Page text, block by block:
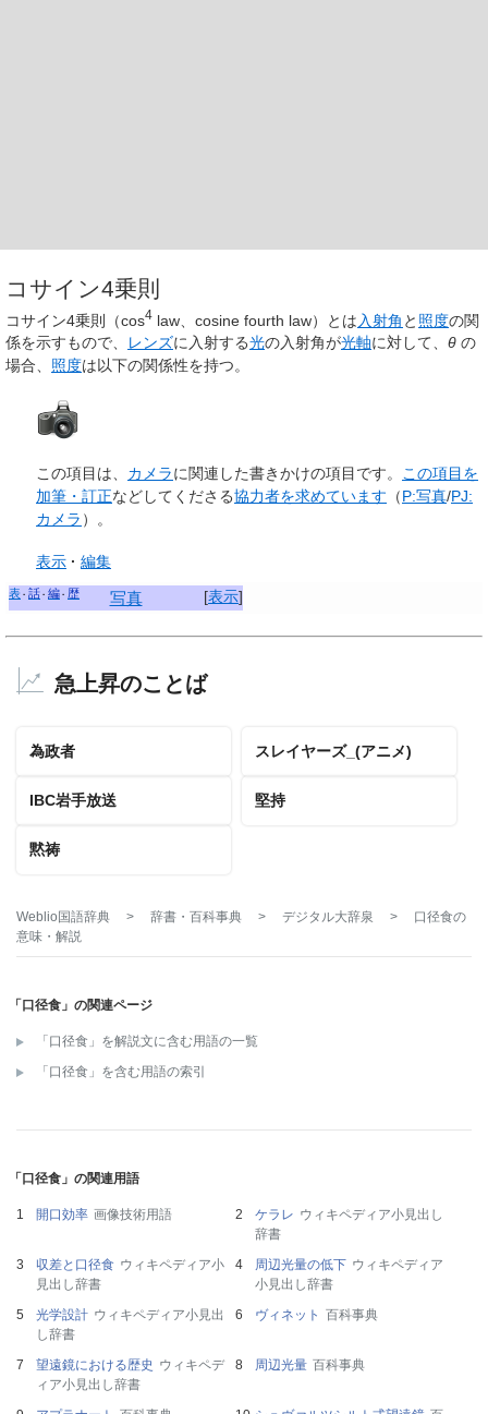
コサイン4乗則
コサイン4乗則（cos4 law、cosine fourth law）とは 入射角 と 照度の関
係を示すもので、
レンズに入射する光の入射角が光軸に対して、 θ の
場合、 照度は以下の関係性を持つ。
この項目は、 カメラに関連した書きかけの項目です。
この項目を
加筆・訂正などしてくださる協力者を求めています （P:写真/PJ:
カメラ ）。
表示
編集
[表示]
表 話 編 歴 写真
急上昇のことば
為政者 スレイヤーズ_(アニメ)
IBC岩手放送 堅持
黙祷
Weblio国語辞典 > 辞書・百科事典 > デジタル大辞泉 > 口径食の
意味・解説
「口径食」の関連ページ
「口径食」を解説文に含む用語の一覧
「口径食」を含む用語の索引
「口径食」の関連用語
開口効率 画像技術用語 ケラレ ウィキペディア小見出し
辞書
収差と口径食 ウィキペディア小
見出し辞書
周辺光量の低下 ウィキペディア
小見出し辞書
光学設計 ウィキペディア小見出
し辞書
ヴィネット 百科事典
望遠鏡における歴史 ウィキペデ
ィア小見出し辞書
周辺光量 百科事典